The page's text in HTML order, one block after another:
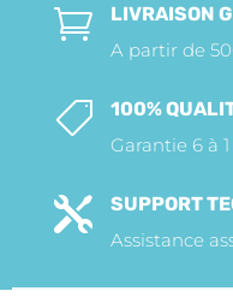

LIVRAISON
A partir de

100%
Garantie 6 à

SUPPORT
Assistance